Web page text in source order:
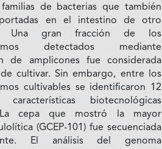
de bacterias que también
en el intestino de otro
Una gran fracción de los
detectados mediante
de amplicones fue considerada
cultivar. Sin embargo, entre los
cultivables se identificaron 12
biotecnológicas
La cepa que mostró la mayor
(GCEP-101) fue secuenciada
El análisis del genoma